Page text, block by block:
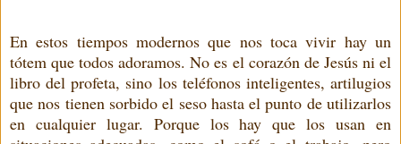
En estos tiempos modernos que nos toca vivir hay un
tótem que todos adoramos. No es el corazón de Jesús ni el
libro del profeta, sino los teléfonos inteligentes, artilugios
que nos tienen sorbido el seso hasta el punto de utilizarlos
en cualquier lugar. Porque los hay que los usan en